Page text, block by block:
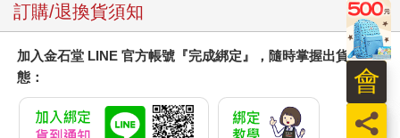
訂購/退換貨須知
加入金石堂 LINE 官方帳號『完成綁定』，隨時掌握出貨動
態：
員
會